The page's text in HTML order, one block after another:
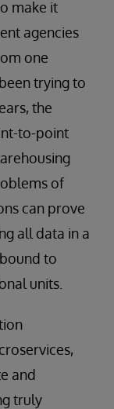
make it
agencies
one
trying to
the
to-point
of
can prove
all data in a
to
units.
and
truly